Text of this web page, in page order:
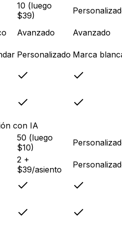
10 (luego
$39)
Avanzado
Avanzado
Personalizado Marca
con IA
50 (luego
$10)
2 +
$39/asiento